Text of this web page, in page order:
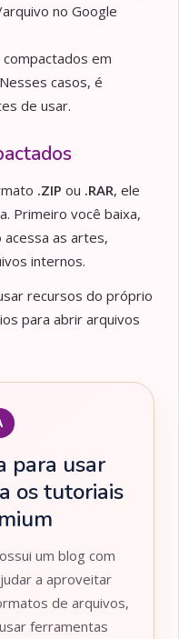
no Google
em
casos, é
de usar.
.ZIP ou .RAR, ele
Primeiro você baixa,
as artes,
internos.
recursos do próprio
para abrir arquivos
para usar
os tutoriais
um blog com
a aproveitar
de arquivos,
ferramentas